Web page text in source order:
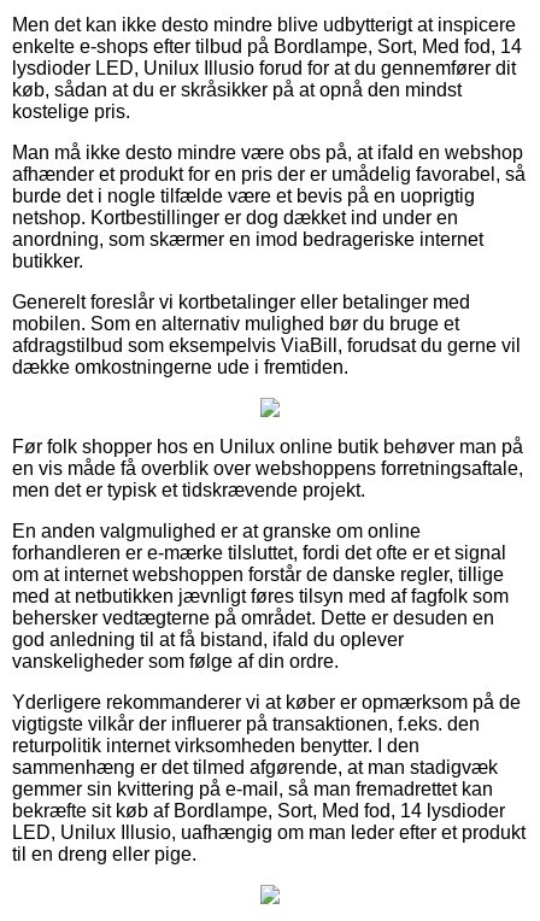
Men det kan ikke desto mindre blive udbytterigt at inspicere
enkelte e-shops efter tilbud på Bordlampe, Sort, Med fod, 14
lysdioder LED, Unilux Illusio forud for at du gennemfører dit
køb, sådan at du er skråsikker på at opnå den mindst
kostelige pris.
Man må ikke desto mindre være obs på, at ifald en webshop
afhænder et produkt for en pris der er umådelig favorabel, så
burde det i nogle tilfælde være et bevis på en uoprigtig
netshop. Kortbestillinger er dog dækket ind under en
anordning, som skærmer en imod bedrageriske internet
butikker.
Generelt foreslår vi kortbetalinger eller betalinger med
mobilen. Som en alternativ mulighed bør du bruge et
afdragstilbud som eksempelvis ViaBill, forudsat du gerne vil
dække omkostningerne ude i fremtiden.
Før folk shopper hos en Unilux online butik behøver man på
en vis måde få overblik over webshoppens forretningsaftale,
men det er typisk et tidskrævende projekt.
En anden valgmulighed er at granske om online
forhandleren er e-mærke tilsluttet, fordi det ofte er et signal
om at internet webshoppen forstår de danske regler, tillige
med at netbutikken jævnligt føres tilsyn med af fagfolk som
behersker vedtægterne på området. Dette er desuden en
god anledning til at få bistand, ifald du oplever
vanskeligheder som følge af din ordre.
Yderligere rekommanderer vi at køber er opmærksom på de
vigtigste vilkår der influerer på transaktionen, f.eks. den
returpolitik internet virksomheden benytter. I den
sammenhæng er det tilmed afgørende, at man stadigvæk
gemmer sin kvittering på e-mail, så man fremadrettet kan
bekræfte sit køb af Bordlampe, Sort, Med fod, 14 lysdioder
LED, Unilux Illusio, uafhængig om man leder efter et produkt
til en dreng eller pige.